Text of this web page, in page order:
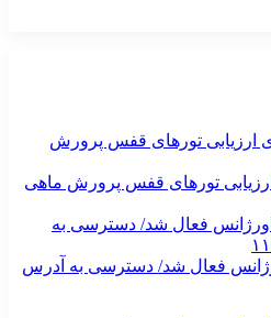
تورهای قفس پرورش ماهی
فعال شد/ دسترسی به آدرس